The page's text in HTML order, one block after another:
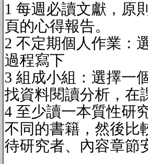
1 每週必讀文獻，原
頁的心得報告。
2 不定期個人作業：
過程寫下
3 組成小組：選擇一
找資料閱讀分析，在
4 至少讀一本質性研
不同的書籍，然後比
待研究者、內容章節